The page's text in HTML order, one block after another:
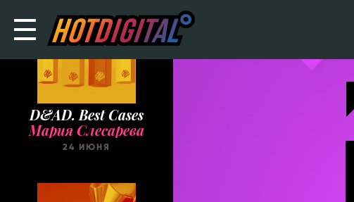
D&AD. Best Cases
Мария Слесарева
24 ИЮНЯ